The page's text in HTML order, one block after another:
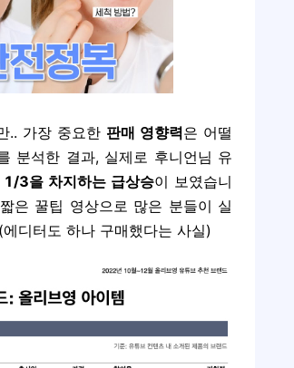
.. 가장 중요한 판매 영향력은 어떨
분석한 결과, 실제로 후니언님 유
1/3을 차지하는 급상승이 보였습니
은 꿀팁 영상으로 많은 분들이 실
디터도 하나 구매했다는 사실)